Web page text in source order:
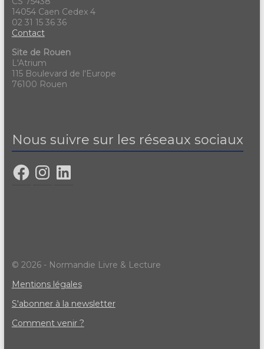
14054 Caen Cedex 4
02 31 15 36 36
Contact
Site de Rouen
L'Atrium
115 Boulevard de l'Europe
76100 Rouen
Nous suivre sur les réseaux sociaux
© 2026 - Normandie Livre & Lecture
Mentions légales
S'abonner à la newsletter
Comment venir ?